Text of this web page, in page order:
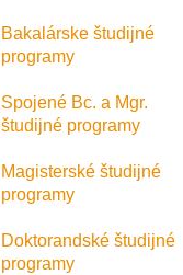
Bakalárske študijné
programy
Spojené Bc. a Mgr.
študijné programy
Magisterské študijné
programy
Doktorandské študijné
programy